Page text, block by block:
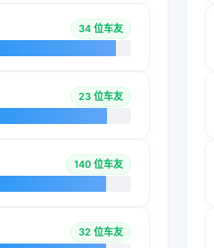
34 位车友
23 位车友
140 位车友
32 位车友